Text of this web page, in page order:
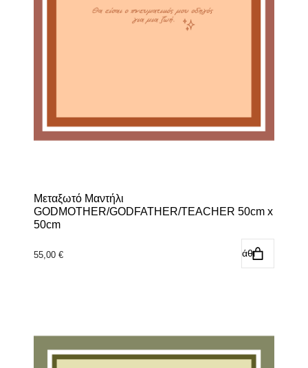
Μεταξωτό Μαντήλι
GODMOTHER/GODFATHER/TEACHER 50cm x
50cm
55,00 € Προσθήκη στο καλάθι